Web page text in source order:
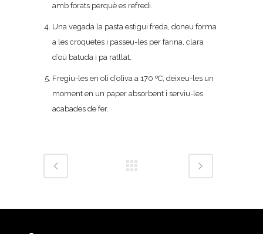
amb forats perquè es refredi.
Una vegada la pasta estigui freda, doneu forma
a les croquetes i passeu-les per farina, clara
d’ou batuda i pa ratllat.
Fregiu-les en oli d’oliva a 170 ºC, deixeu-les un
moment en un paper absorbent i serviu-les
acabades de fer.